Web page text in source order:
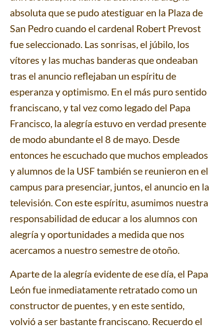
absoluta que se pudo atestiguar en la Plaza de
San Pedro cuando el cardenal Robert Prevost
fue seleccionado. Las sonrisas, el júbilo, los
vítores y las muchas banderas que ondeaban
tras el anuncio reflejaban un espíritu de
esperanza y optimismo. En el más puro sentido
franciscano, y tal vez como legado del Papa
Francisco, la alegría estuvo en verdad presente
de modo abundante el 8 de mayo. Desde
entonces he escuchado que muchos empleados
y alumnos de la USF también se reunieron en el
campus para presenciar, juntos, el anuncio en la
televisión. Con este espíritu, asumimos nuestra
responsabilidad de educar a los alumnos con
alegría y oportunidades a medida que nos
acercamos a nuestro semestre de otoño.
Aparte de la alegría evidente de ese día, el Papa
León fue inmediatamente retratado como un
constructor de puentes, y en este sentido,
volvió a ser bastante franciscano. Recuerdo el